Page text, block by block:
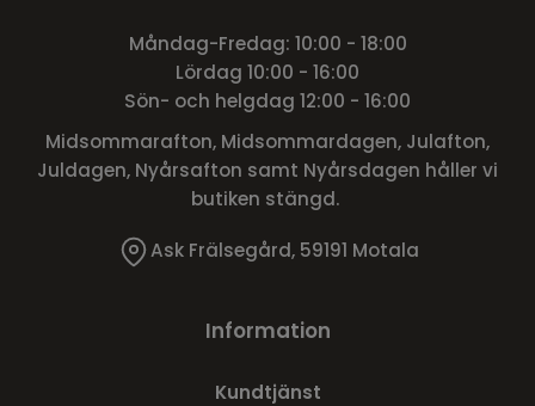
Måndag-Fredag: 10:00 - 18:00
Lördag 10:00 - 16:00
Sön- och helgdag 12:00 - 16:00
Midsommarafton, Midsommardagen, Julafton,
Juldagen, Nyårsafton samt Nyårsdagen håller vi
butiken stängd.
Ask Frälsegård, 59191 Motala
Information
Kundtjänst